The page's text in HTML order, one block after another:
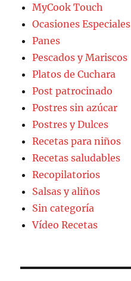
MyCook Touch
Ocasiones Especiales
Panes
Pescados y Mariscos
Platos de Cuchara
Post patrocinado
Postres sin azúcar
Postres y Dulces
Recetas para niños
Recetas saludables
Recopilatorios
Salsas y aliños
Sin categoría
Vídeo Recetas